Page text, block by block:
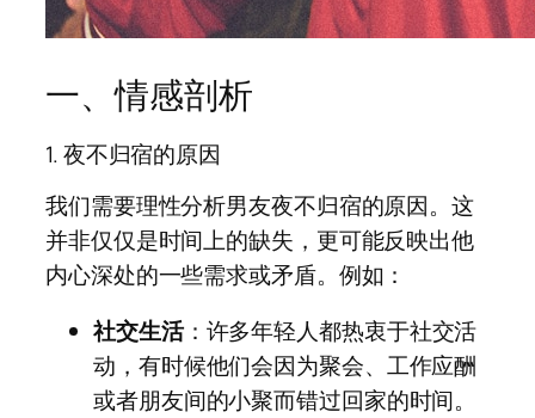
一、情感剖析
1. 夜不归宿的原因
我们需要理性分析男友夜不归宿的原因。这
并非仅仅是时间上的缺失，更可能反映出他
内心深处的一些需求或矛盾。例如：
社交生活：许多年轻人都热衷于社交活
动，有时候他们会因为聚会、工作应酬
或者朋友间的小聚而错过回家的时间。